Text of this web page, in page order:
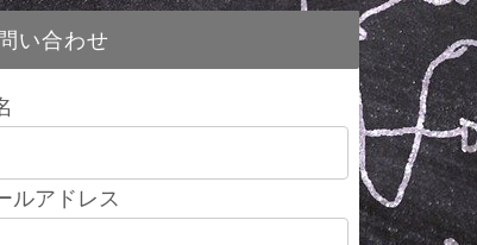
い合わせ
ルアドレス